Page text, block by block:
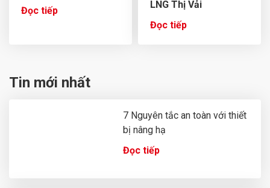
Đọc tiếp
LNG Thị Vải
Đọc tiếp
Tin mới nhất
7 Nguyên tắc an toàn với thiết
bị nâng hạ
Đọc tiếp